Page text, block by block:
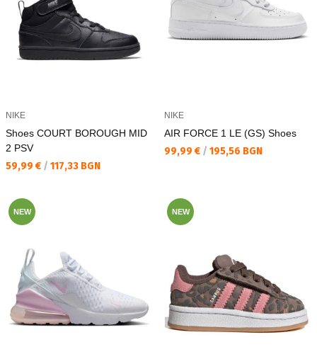
NIKE
Shoes COURT BOROUGH MID
2 PSV
Текуща цена:
59,99 € / 117,33 BGN
NIKE
AIR FORCE 1 LE (GS) Shoes
Текуща цена:
99,99 € / 195,56 BGN
NEW NEW